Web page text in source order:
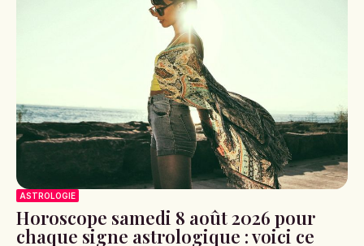
ASTROLOGIE
Horoscope samedi 8 août 2026 pour
chaque signe astrologique : voici ce